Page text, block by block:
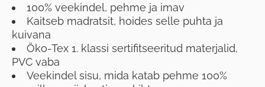
100% veekindel, pehme ja imav
Kaitseb madratsit, hoides selle puhta ja
kuivana
Öko-Tex 1. klassi sertifitseeritud materjalid,
PVC vaba
Veekindel sisu, mida katab pehme 100%